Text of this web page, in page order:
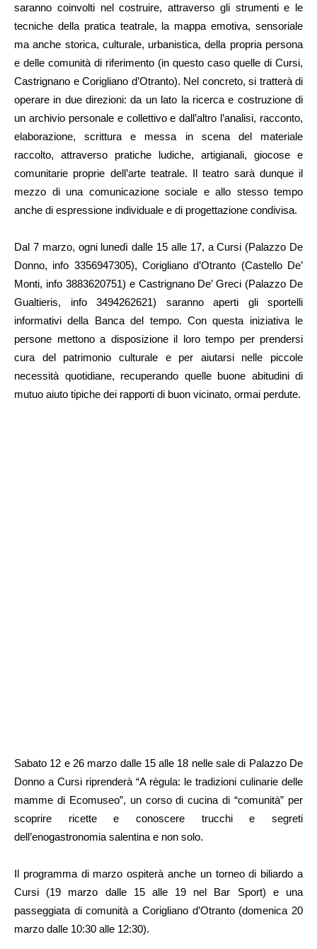
saranno coinvolti nel costruire, attraverso gli strumenti e le
tecniche della pratica teatrale, la mappa emotiva, sensoriale
ma anche storica, culturale, urbanistica, della propria persona
e delle comunità di riferimento (in questo caso quelle di Cursi,
Castrignano e Corigliano d’Otranto). Nel concreto, si tratterà di
operare in due direzioni: da un lato la ricerca e costruzione di
un archivio personale e collettivo e dall’altro l’analisi, racconto,
elaborazione, scrittura e messa in scena del materiale
raccolto, attraverso pratiche ludiche, artigianali, giocose e
comunitarie proprie dell’arte teatrale. Il teatro sarà dunque il
mezzo di una comunicazione sociale e allo stesso tempo
anche di espressione individuale e di progettazione condivisa.
Dal 7 marzo, ogni lunedì dalle 15 alle 17, a Cursi (Palazzo De
Donno, info 3356947305), Corigliano d’Otranto (Castello De’
Monti, info 3883620751) e Castrignano De’ Greci (Palazzo De
Gualtieris, info 3494262621) saranno aperti gli sportelli
informativi della Banca del tempo. Con questa iniziativa le
persone mettono a disposizione il loro tempo per prendersi
cura del patrimonio culturale e per aiutarsi nelle piccole
necessità quotidiane, recuperando quelle buone abitudini di
mutuo aiuto tipiche dei rapporti di buon vicinato, ormai perdute.
Sabato 12 e 26 marzo dalle 15 alle 18 nelle sale di Palazzo De
Donno a Cursi riprenderà “A règula: le tradizioni culinarie delle
mamme di Ecomuseo”, un corso di cucina di “comunità” per
scoprire ricette e conoscere trucchi e segreti
dell’enogastronomia salentina e non solo.
Il programma di marzo ospiterà anche un torneo di biliardo a
Cursi (19 marzo dalle 15 alle 19 nel Bar Sport) e una
passeggiata di comunità a Corigliano d’Otranto (domenica 20
marzo dalle 10:30 alle 12:30).